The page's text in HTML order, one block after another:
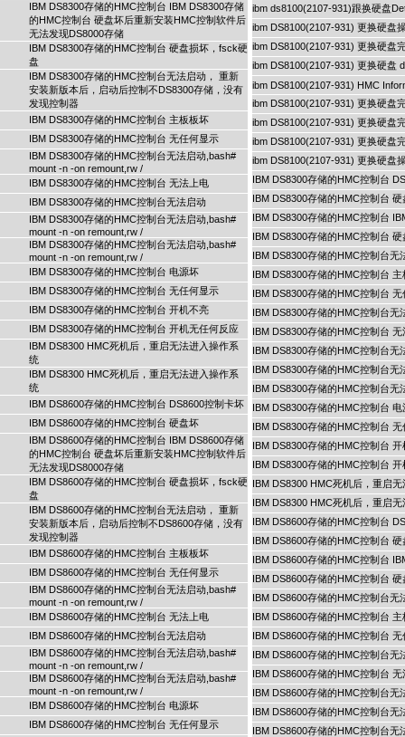
IBM DS8300存储的HMC控制台 IBM DS8300存储
的HMC控制台 硬盘坏后重新安装HMC控制软件后
无法发现DS8000存储
IBM DS8300存储的HMC控制台 硬盘损坏，fsck硬
盘
IBM DS8300存储的HMC控制台无法启动， 重新
安装新版本后，启动后控制不DS8300存储，没有
发现控制器
IBM DS8300存储的HMC控制台 主板板坏
IBM DS8300存储的HMC控制台 无任何显示
IBM DS8300存储的HMC控制台无法启动,bash#
mount -n -on remount,rw /
IBM DS8300存储的HMC控制台 无法上电
IBM DS8300存储的HMC控制台无法启动
IBM DS8300存储的HMC控制台无法启动,bash#
mount -n -on remount,rw /
IBM DS8300存储的HMC控制台无法启动,bash#
mount -n -on remount,rw /
IBM DS8300存储的HMC控制台 电源坏
IBM DS8300存储的HMC控制台 无任何显示
IBM DS8300存储的HMC控制台 开机不亮
IBM DS8300存储的HMC控制台 开机无任何反应
IBM DS8300 HMC死机后，重启无法进入操作系
统
IBM DS8300 HMC死机后，重启无法进入操作系
统
IBM DS8600存储的HMC控制台 DS8600控制卡坏
IBM DS8600存储的HMC控制台 硬盘坏
IBM DS8600存储的HMC控制台 IBM DS8600存储
的HMC控制台 硬盘坏后重新安装HMC控制软件后
无法发现DS8000存储
IBM DS8600存储的HMC控制台 硬盘损坏，fsck硬
盘
IBM DS8600存储的HMC控制台无法启动， 重新
安装新版本后，启动后控制不DS8600存储，没有
发现控制器
IBM DS8600存储的HMC控制台 主板板坏
IBM DS8600存储的HMC控制台 无任何显示
IBM DS8600存储的HMC控制台无法启动,bash#
mount -n -on remount,rw /
IBM DS8600存储的HMC控制台 无法上电
IBM DS8600存储的HMC控制台无法启动
IBM DS8600存储的HMC控制台无法启动,bash#
mount -n -on remount,rw /
IBM DS8600存储的HMC控制台无法启动,bash#
mount -n -on remount,rw /
IBM DS8600存储的HMC控制台 电源坏
IBM DS8600存储的HMC控制台 无任何显示
ibm ds8100(2107-931)跟换硬盘
ibm DS8100(2107-931) 更换硬盘
ibm DS8100(2107-931) 更换硬盘
ibm DS8100(2107-931) 更换硬盘
ibm DS8100(2107-931) HMC
ibm DS8100(2107-931) 更换硬盘
ibm DS8100(2107-931) 更换硬盘
ibm DS8100(2107-931) 更换硬盘
ibm DS8100(2107-931) 更换硬盘
IBM DS8300存储的HMC控制台
IBM DS8300存储的HMC控制台 硬
IBM DS8300存储的HMC控制台
IBM DS8300存储的HMC控制台
IBM DS8300存储的HMC控制台
IBM DS8300存储的HMC控制台 主
IBM DS8300存储的HMC控制台 无
IBM DS8300存储的HMC控制台
IBM DS8300存储的HMC控制台 无
IBM DS8300存储的HMC控制台无
IBM DS8300存储的HMC控制台
IBM DS8300存储的HMC控制台
IBM DS8300存储的HMC控制台 电
IBM DS8300存储的HMC控制台 无
IBM DS8300存储的HMC控制台 开
IBM DS8300存储的HMC控制台
IBM DS8300 HMC死机后，重启
IBM DS8300 HMC死机后，重启
IBM DS8600存储的HMC控制台
IBM DS8600存储的HMC控制台 硬
IBM DS8600存储的HMC控制台
IBM DS8600存储的HMC控制台
IBM DS8600存储的HMC控制台
IBM DS8600存储的HMC控制台 主
IBM DS8600存储的HMC控制台 无
IBM DS8600存储的HMC控制台
IBM DS8600存储的HMC控制台 无
IBM DS8600存储的HMC控制台无
IBM DS8600存储的HMC控制台
IBM DS8600存储的HMC控制台